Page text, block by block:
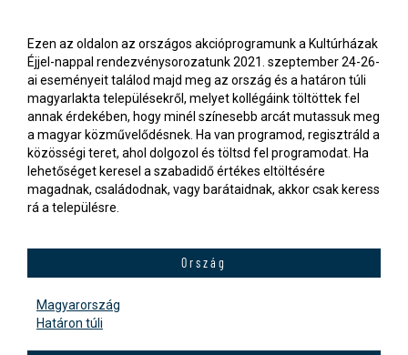
Ezen az oldalon az országos akcióprogramunk a Kultúrházak
Éjjel-nappal rendezvénysorozatunk 2021. szeptember 24-26-
ai eseményeit találod majd meg az ország és a határon túli
magyarlakta településekről, melyet kollégáink töltöttek fel
annak érdekében, hogy minél színesebb arcát mutassuk meg
a magyar közművelődésnek. Ha van programod, regisztráld a
közösségi teret, ahol dolgozol és töltsd fel programodat. Ha
lehetőséget keresel a szabadidő értékes eltöltésére
magadnak, családodnak, vagy barátaidnak, akkor csak keress
rá a településre.
Ország
Magyarország
Határon túli